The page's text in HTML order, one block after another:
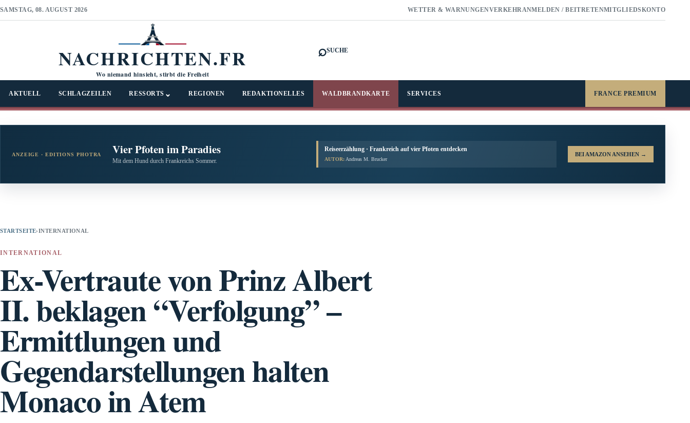
SAMSTAG, 08. AUGUST 2026 WETTER & WARNUNGENVERKEHRANMELDEN / BEITRETENMITGLIEDSKONTO
NACHRICHTEN.FR
Wo niemand hinsieht, stirbt die Freiheit
⌕SUCHE
AKTUELL SCHLAGZEILEN RESSORTS ⌄ REGIONEN REDAKTIONELLES WALDBRANDKARTE SERVICES FRANCE PREMIUM
ANZEIGE · EDITIONS PHOTRA Vier Pfoten im Paradies
Mit dem Hund durch Frankreichs Sommer.
Reiseerzählung · Frankreich auf vier Pfoten entdecken
AUTOR:Andreas M. Brucker
BEI AMAZON ANSEHEN →
STARTSEITE›INTERNATIONAL
INTERNATIONAL
Ex-Vertraute von Prinz Albert
II. beklagen “Verfolgung” –
Ermittlungen und
Gegendarstellungen halten
Monaco in Atem